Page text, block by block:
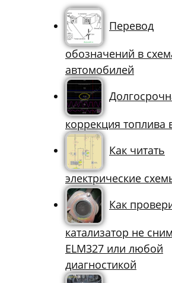
Перевод
обозначений в
автомобилей
коррекция топлива
Как читать
электрические
Как
катализатор не
ELM327 или любой
диагностикой